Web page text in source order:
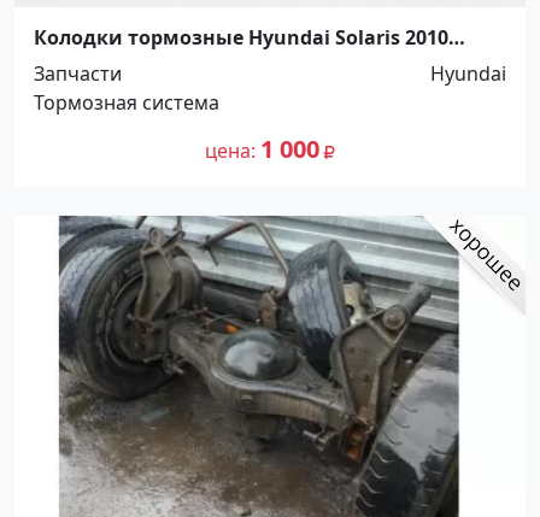
Колодки тормозные Hyundai Solaris 2010
задние Краснодар
Запчасти
Hyundai
Тормозная система
цена 1 000